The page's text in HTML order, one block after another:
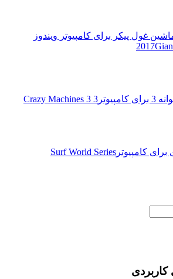
غول پیکر برای کامپیوتر ویندوز
2017
Crazy Machines 3 3
کامپیوتر Surf World Series
کاربردی